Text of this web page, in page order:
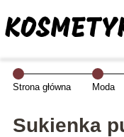
Strona główna Moda
Sukienka